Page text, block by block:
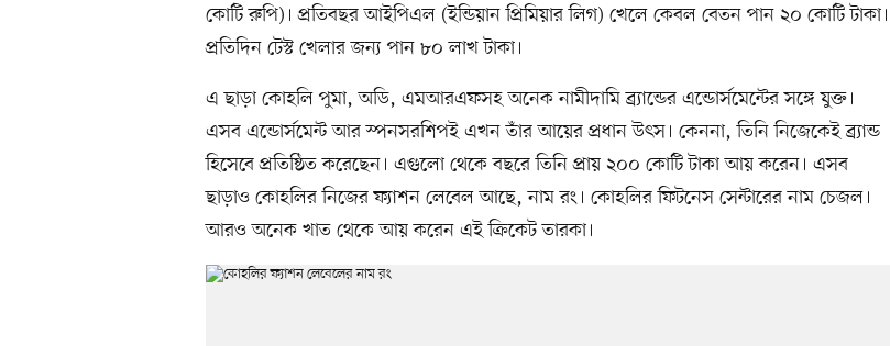
কোটি রুপি)। প্রতিবছর আইপিএল (ইন্ডিয়ান প্রিমিয়ার লিগ) খেলে কেবল বেতন পান ২০ কোটি টাকা।
প্রতিদিন টেস্ট খেলার জন্য পান ৮০ লাখ টাকা।
এ ছাড়া কোহলি পুমা, অডি, এমআরএফসহ অনেক নামীদামি ব্র্যান্ডের এন্ডোর্সমেন্টের সঙ্গে যুক্ত।
এসব এন্ডোর্সমেন্ট আর স্পনসরশিপই এখন তাঁর আয়ের প্রধান উৎস। কেননা, তিনি নিজেকেই ব্র্যান্ড
হিসেবে প্রতিষ্ঠিত করেছেন। এগুলো থেকে বছরে তিনি প্রায় ২০০ কোটি টাকা আয় করেন। এসব
ছাড়াও কোহলির নিজের ফ্যাশন লেবেল আছে, নাম রং। কোহলির ফিটনেস সেন্টারের নাম চেজল।
আরও অনেক খাত থেকে আয় করেন এই ক্রিকেট তারকা।